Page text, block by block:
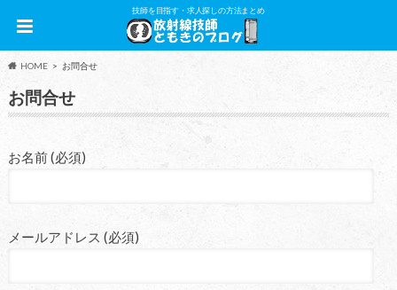
技師を目指す・求人探しの方法まとめ
HOME お問合せ
お問合せ
お名前 (必須)
メールアドレス (必須)